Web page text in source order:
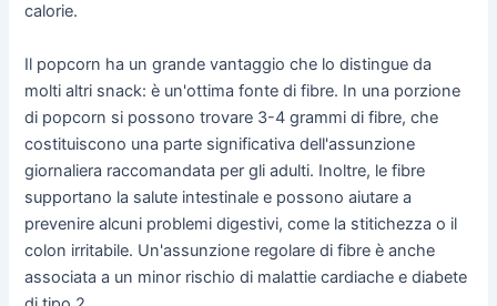
calorie.
Il popcorn ha un grande vantaggio che lo distingue da
molti altri snack: è un'ottima fonte di fibre. In una porzione
di popcorn si possono trovare 3-4 grammi di fibre, che
costituiscono una parte significativa dell'assunzione
giornaliera raccomandata per gli adulti. Inoltre, le fibre
supportano la salute intestinale e possono aiutare a
prevenire alcuni problemi digestivi, come la stitichezza o il
colon irritabile. Un'assunzione regolare di fibre è anche
associata a un minor rischio di malattie cardiache e diabete